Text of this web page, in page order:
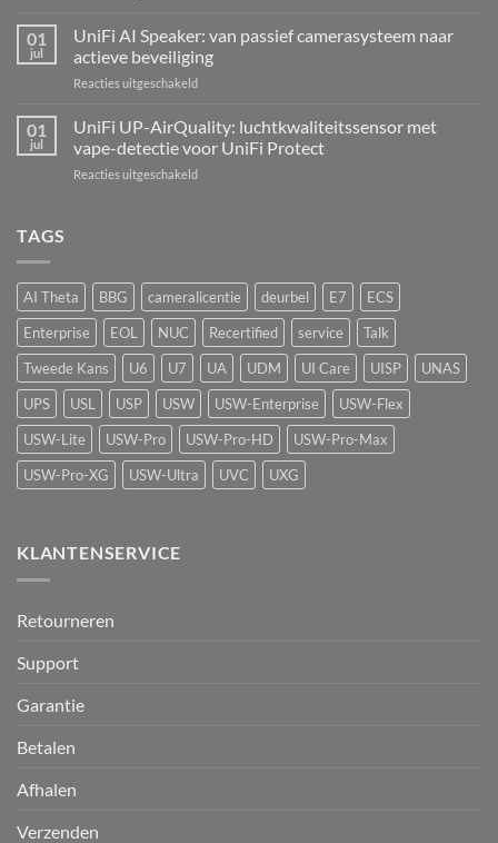
voor
inbraaksensoren
G2:
de
hardware-
refresh
de
01
jul
UniFi AI Speaker: van passief camerasysteem naar
actieve beveiliging
Reacties uitgeschakeldvoor
Speaker:
van
01
jul
UniFi UP-AirQuality: luchtkwaliteitssensor met
vape-detectie voor UniFi Protect
Reacties uitgeschakeldvoor
vape-
detectie
voor
UniFi
Protect
TAGS
AI Theta BBG cameralicentie deurbel E7
ECS
Enterprise
EOL NUC Recertified service
Talk
Tweede Kans
U6 U7 UA UDM UI Care UISP
UNAS
UPS
USL USP USW USW-Enterprise
USW-Flex
USW-Lite
USW-Pro USW-Pro-HD
USW-Pro-Max
USW-Pro-XG
USW-Ultra UVC UXG
KLANTENSERVICE
Retourneren
Support
Garantie
Betalen
Afhalen
Verzenden